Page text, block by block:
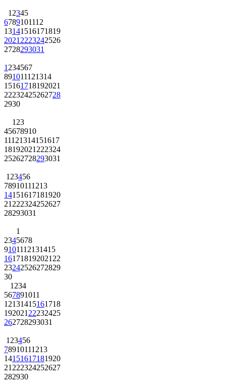
1 2345
6789101112
13141516171819
2021 2223242526
2728293031
1 234567
891011121314
15161718192021
22232425262728
2930
1 23
45678910
11121314151617
18192021 222324
25262728293031
1 23456
78910111213
14151617181920
21 222324252627
28293031
1
2345678
9101112131415
161718192021 22
23242526272829
30
1 234
567891011
12131415161718
192021 22232425
262728293031
1 23456
78910111213
14151617181920
21 222324252627
282930